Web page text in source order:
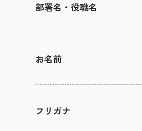
部署名・役職名
お名前
フリガナ